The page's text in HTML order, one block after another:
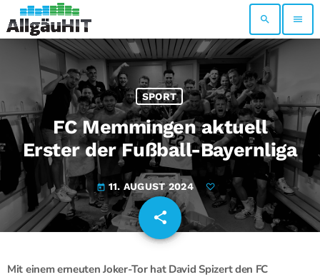
search menu
SPORT
FC Memmingen aktuell
Erster der Fußball-Bayernliga
today 11. AUGUST 2024
share
email
Mit einem erneuten Joker-Tor hat David Spizert den FC